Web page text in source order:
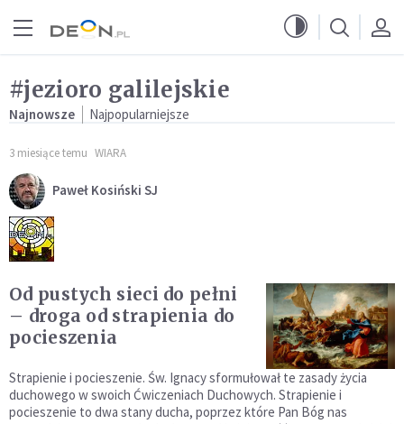
#jezioro galilejskie
Najnowsze Najpopularniejsze
3 miesiące temu WIARA
Paweł Kosiński SJ
Od pustych sieci do pełni
– droga od strapienia do
pocieszenia
Strapienie i pocieszenie. Św. Ignacy sformułował te zasady życia
duchowego w swoich Ćwiczeniach Duchowych. Strapienie i
pocieszenie to dwa stany ducha, poprzez które Pan Bóg nas